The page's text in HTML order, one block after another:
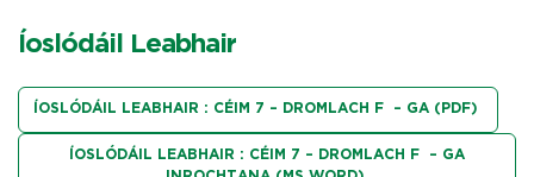
Íoslódáil Leabhair
ÍOSLÓDÁIL LEABHAIR : CÉIM 7 – DROMLACH F – GA (PDF)
ÍOSLÓDÁIL LEABHAIR : CÉIM 7 – DROMLACH F – GA